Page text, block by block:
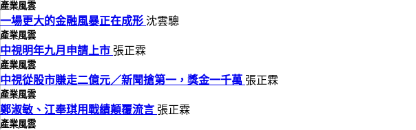
產業風雲
一場更大的金融風暴正在成形 沈雲驄
產業風雲
中視明年九月申請上市 張正霖
產業風雲
中視從股市賺走二億元／新聞搶第一，獎金一千萬 張正霖
產業風雲
鄭淑敏、江奉琪用戰績顛覆流言 張正霖
產業風雲